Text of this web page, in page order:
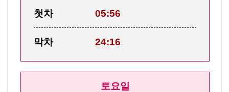
첫차 05:56
막차 24:16
토요일